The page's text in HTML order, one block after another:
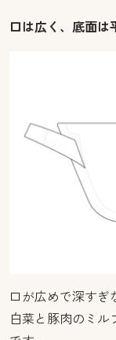
口は広く、底面は
口が広めで深すぎ
白菜と豚肉のミル